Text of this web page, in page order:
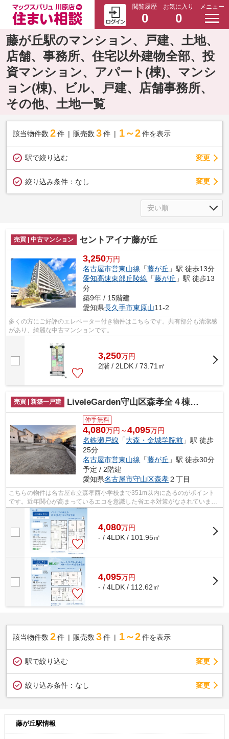
閲覧履歴
0
お気に入り
0
メニュー
藤が丘駅のマンション、戸建、土地、
店舗、事務所、住宅以外建物全部、投
資マンション、アパート(棟)、マンシ
ョン(棟)、ビル、戸建、店舗事務所、
その他、土地一覧
該当物件数 2件 販売数 3 件 1～2 件を表示
駅で絞り込む 変更
絞り込み条件： なし 変更
売買 | 中古マンション セントアイナ藤が丘
3,250万円
名古屋市営東山線 「藤が丘 」駅 徒歩13分
愛知高速東部丘陵線 「藤が丘 」駅 徒歩13
分
築9年 / 15階建
愛知県長久手市東原山11-2
多くの方にご好評のエレベーター付き物件はこちらです。共有部分も清潔感
があり、綺麗な中古マンションです。
3,250万円
2階 / 2LDK / 73.71㎡
売買 | 新築一戸建 LiveleGarden守山区森孝全４棟【仲介手数料無料 森孝西小 森孝中】
仲手無料
4,080万円～4,095万円
名鉄瀬戸線 「大森・金城学院前 」駅 徒歩
25分
名古屋市営東山線 「藤が丘 」駅 徒歩30分
予定 / 2階建
愛知県名古屋市守山区森孝２丁目
こちらの物件は名古屋市立森孝西小学校まで351m以内にあるのがポイント
です。近年関心が高まっているエコを意識した省エネ対策がなされていま
す。地盤が弱いと大惨事になりかねません...
4,080万円
- / 4LDK / 101.95㎡
4,095万円
- / 4LDK / 112.62㎡
該当物件数 2件 販売数 3 件 1～2 件を表示
駅で絞り込む 変更
絞り込み条件： なし 変更
藤が丘駅情報